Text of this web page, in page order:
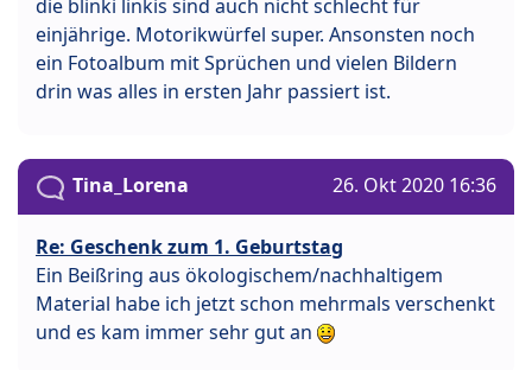
die blinki linkis sind auch nicht schlecht für
einjährige. Motorikwürfel super. Ansonsten noch
ein Fotoalbum mit Sprüchen und vielen Bildern
drin was alles in ersten Jahr passiert ist.
Tina_Lorena 26. Okt 2020 16:36
Re: Geschenk zum 1. Geburtstag
Ein Beißring aus ökologischem/nachhaltigem
Material habe ich jetzt schon mehrmals verschenkt
und es kam immer sehr gut an